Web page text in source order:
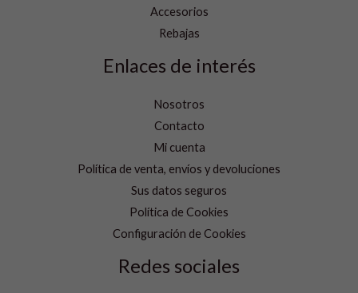
Accesorios
Rebajas
Enlaces de interés
Nosotros
Contacto
Mi cuenta
Política de venta, envíos y devoluciones
Sus datos seguros
Política de Cookies
Configuración de Cookies
Redes sociales